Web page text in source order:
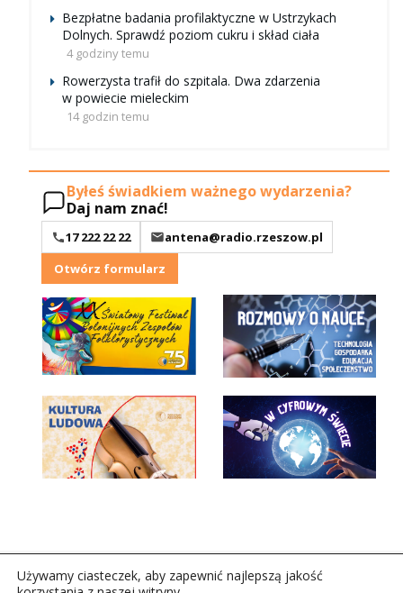
Bezpłatne badania profilaktyczne w Ustrzykach
Dolnych. Sprawdź poziom cukru i skład ciała
4 godziny temu
Rowerzysta trafił do szpitala. Dwa zdarzenia
w powiecie mieleckim
14 godzin temu
Byłeś świadkiem ważnego wydarzenia?
Daj nam znać!
17 222 22 22
antena@radio.rzeszow.pl
Otwórz formularz
Używamy ciasteczek, aby zapewnić najlepszą jakość